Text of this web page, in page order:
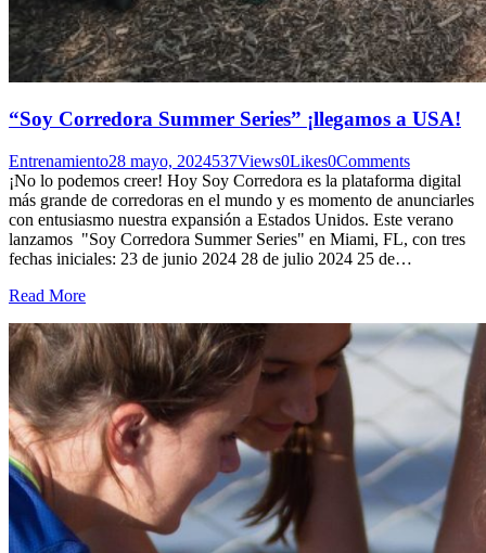
“Soy Corredora Summer Series” ¡llegamos a USA!
Entrenamiento28 mayo, 2024537Views0Likes0Comments
¡No lo podemos creer! Hoy Soy Corredora es la plataforma digital
más grande de corredoras en el mundo y es momento de anunciarles
con entusiasmo nuestra expansión a Estados Unidos. Este verano
lanzamos "Soy Corredora Summer Series" en Miami, FL, con tres
fechas iniciales: 23 de junio 2024 28 de julio 2024 25 de…
Read More